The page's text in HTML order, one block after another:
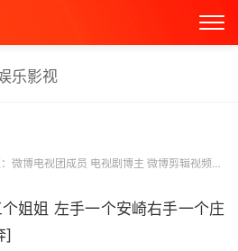
乐影视
微博电视团成员 电视剧博主 微博剪辑视频博主
姐姐 左手一个安崎右手一个庄
]